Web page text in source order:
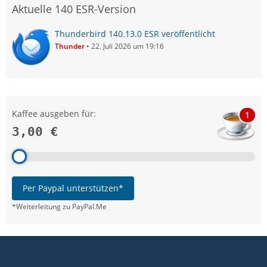
Aktuelle 140 ESR-Version
Thunderbird 140.13.0 ESR veröffentlicht
Thunder 22. Juli 2026 um 19:16
Kaffee ausgeben für:
3,00 €
1
Per Paypal unterstützen*
*Weiterleitung zu PayPal.Me